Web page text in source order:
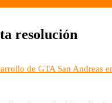
resolución
de GTA San Andreas